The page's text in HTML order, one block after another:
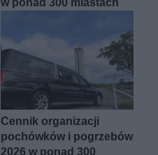
Cennik organizacji
pochówków i pogrzebów
2026 w ponad 300